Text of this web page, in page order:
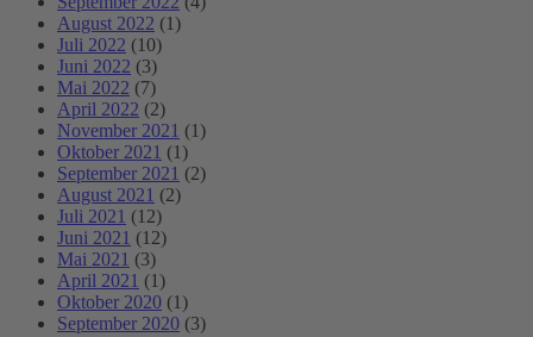
August 2022 (1)
Juli 2022 (10)
Juni 2022 (3)
Mai 2022 (7)
April 2022 (2)
November 2021 (1)
Oktober 2021 (1)
September 2021 (2)
August 2021 (2)
Juli 2021 (12)
Juni 2021 (12)
Mai 2021 (3)
April 2021 (1)
Oktober 2020 (1)
September 2020 (3)